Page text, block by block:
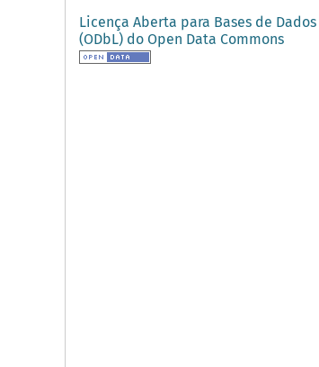
Licença Aberta para Bases de Dados
(ODbL) do Open Data Commons